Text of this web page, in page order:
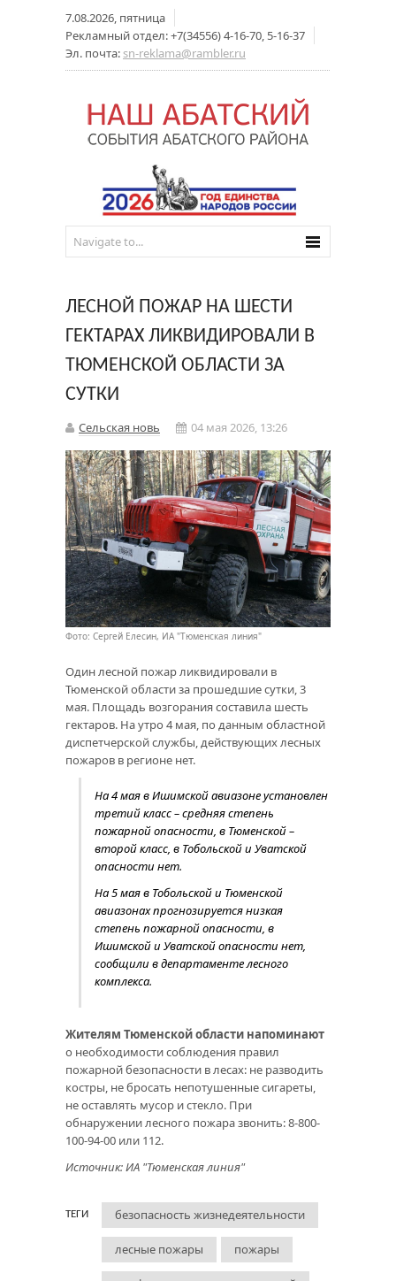
7.08.2026, пятница
Рекламный отдел: +7(34556) 4-16-70, 5-16-37
Эл. почта: sn-reklama@rambler.ru
ЛЕСНОЙ ПОЖАР НА ШЕСТИ
ГЕКТАРАХ ЛИКВИДИРОВАЛИ В
ТЮМЕНСКОЙ ОБЛАСТИ ЗА
СУТКИ
Сельская новь 04 мая 2026, 13:26
Фото: Сергей Елесин, ИА "Тюменская линия"
Один лесной пожар ликвидировали в
Тюменской области за прошедшие сутки, 3
мая. Площадь возгорания составила шесть
гектаров. На утро 4 мая, по данным областной
диспетчерской службы, действующих лесных
пожаров в регионе нет.
На 4 мая в Ишимской авиазоне установлен
третий класс – средняя степень
пожарной опасности, в Тюменской –
второй класс, в Тобольской и Уватской
опасности нет.
На 5 мая в Тобольской и Тюменской
авиазонах прогнозируется низкая
степень пожарной опасности, в
Ишимской и Уватской опасности нет,
сообщили в департаменте лесного
комплекса.
Жителям Тюменской области напоминают
о необходимости соблюдения правил
пожарной безопасности в лесах: не разводить
костры, не бросать непотушенные сигареты,
не оставлять мусор и стекло. При
обнаружении лесного пожара звонить: 8-800-
100-94-00 или 112.
Источник: ИА "Тюменская линия"
ТЕГИ безопасность жизнедеятельности
лесные пожары пожары